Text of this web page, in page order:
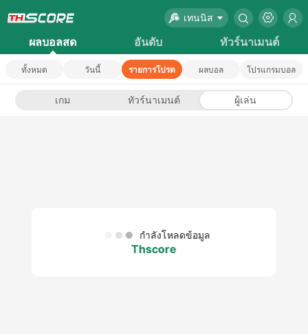
เทนนิส
ผลบอลสด อันดับ ทัวร์นาเมนต์
ทั้งหมด วันนี้ รายการโปรด ผลบอล โปรแกรมบอล
เกม ทัวร์นาเมนต์ ผู้เล่น
กำลังโหลดข้อมูล
Thscore